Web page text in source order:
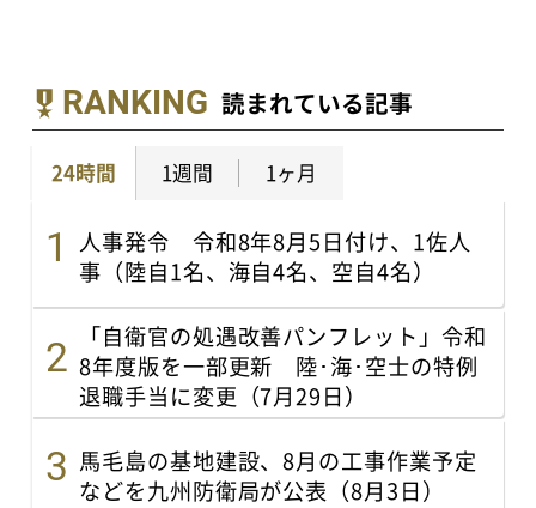
RANKING 読まれている記事
24時間 1週間 1ヶ月
人事発令 令和8年8月5日付け、1佐人
事（陸自1名、海自4名、空自4名）
「自衛官の処遇改善パンフレット」令和
8年度版を一部更新 陸･海･空士の特例
退職手当に変更（7月29日）
馬毛島の基地建設、8月の工事作業予定
などを九州防衛局が公表（8月3日）